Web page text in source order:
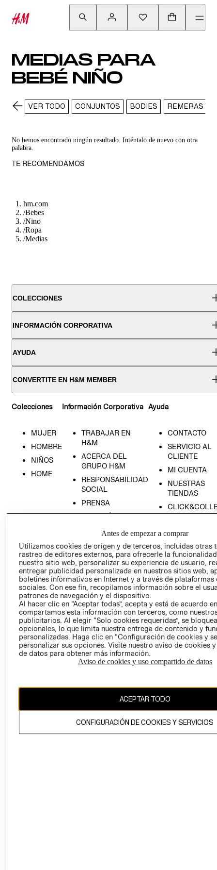
MEDIAS PARA
BEBÉ NIÑO
VER TODO CONJUNTOS BODIES REMERAS Y
No hemos encontrado ningún resultado. Inténtalo de nuevo con otra
palabra.
TE RECOMENDAMOS
hm.com
/Bebes
/Nino
/Ropa
/Medias
COLECCIONES
INFORMACIÓN CORPORATIVA
AYUDA
CONVERTITE EN H&M MEMBER
Colecciones
MUJER
HOMBRE
NIÑOS
HOME
Información Corporativa
TRABAJAR EN
H&M
ACERCA DEL
GRUPO H&M
RESPONSABILIDAD
SOCIAL
PRENSA
RELACIÓN CON
EMPRESARIAL
Ayuda
CONTACTO
SERVICIO AL
CLIENTE
MI CUENTA
NUESTRAS
TIENDAS
- RETIRO EN
TÉRMINOS Y
CONDICIONES
AVISO DE
PRIVACIDAD
GIFT CARD
AVISO DE
COOKIES
Antes de empezar a comprar
Utilizamos cookies de origen y de terceros, incluidas otras
rastreo de editores externos, para ofrecerle la
nuestro sitio web, personalizar su experiencia de usuario,
entregar publicidad personalizada en nuestros sitios web,
boletines informativos en Internet y a través de plataformas
sociales. Con ese fin, recopilamos información sobre el
patrones de navegación y el dispositivo.
Al hacer clic en “Aceptar todas”, acepta y está de acuerdo
compartamos esta información con terceros, como
publicitarios. Al elegir “Solo cookies requeridas”, se
opcionales, lo que limita nuestra entrega de contenido y
personalizadas. Haga clic en “Configuración de cookies y
personalizar sus opciones. Visite nuestro aviso de cookies
de datos para obtener más información.
Aviso de cookies y uso compartido de datos
ACEPTAR TODO
CONFIGURACIÓN DE COOKIES Y SERVICIOS